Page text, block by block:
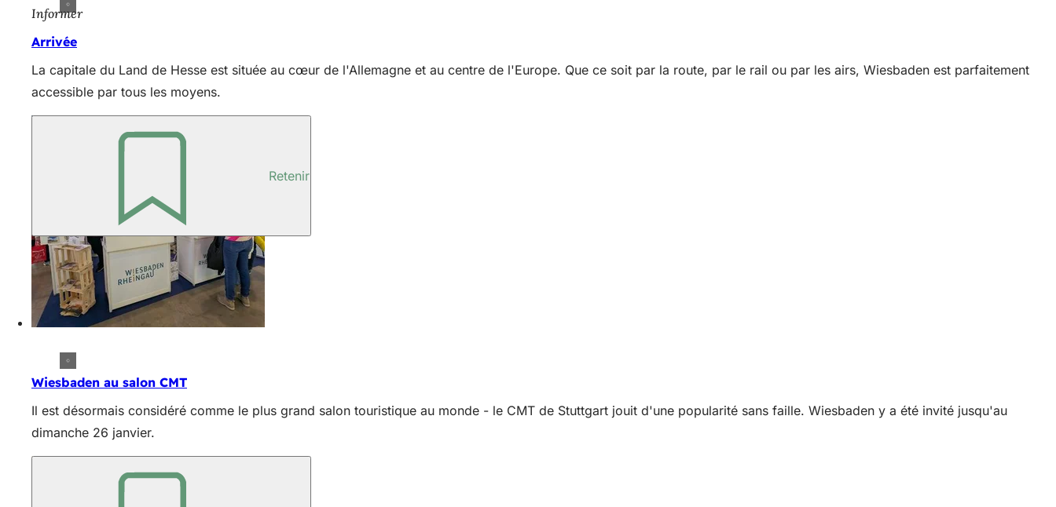
Informer
Arrivée
La capitale du Land de Hesse est située au cœur de l'Allemagne et au centre de l'Europe. Que ce soit par la route, par le rail ou par les airs, Wiesbaden est parfaitement
accessible par tous les moyens.
Retenir
Wiesbaden au salon CMT
Il est désormais considéré comme le plus grand salon touristique au monde - le CMT de Stuttgart jouit d'une popularité sans faille. Wiesbaden y a été invité jusqu'au
dimanche 26 janvier.